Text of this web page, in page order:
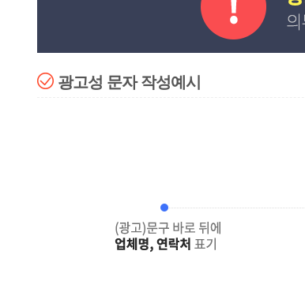
광고성 문자 작성예시